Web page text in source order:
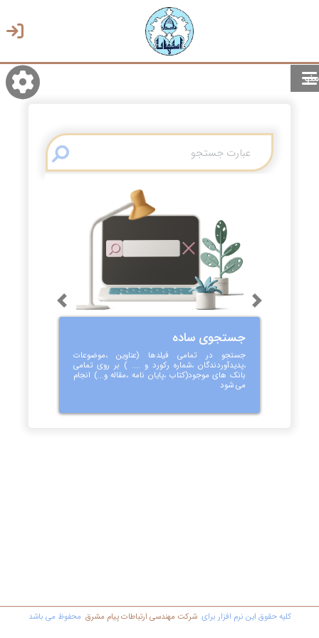
منو
انتخاب زبان
جستجوی ساده
جستجو در تمامی فیلدها (عناوین ،موضوعات
،پدیدآوردندگان ،شماره رکورد و .... ) بر روی تمامی
بانک های موجود(کتاب ،پایان نامه ،مقاله و...) انجام
می شود
Previous Next
کليه حقوق اين نرم افزار برای شرکت مهندسي ارتباطات پیام مشرق محفوظ مي باشد